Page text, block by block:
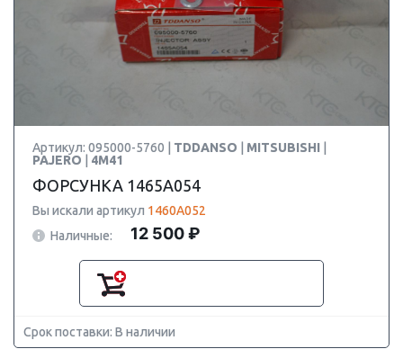
Артикул: 095000-5760 | TDDANSO MITSUBISHI
PAJERO
4M41
ФОРСУНКА 1465A054
Вы искали артикул 1460A052
Наличные:
12 500 ₽
Срок поставки: В наличии